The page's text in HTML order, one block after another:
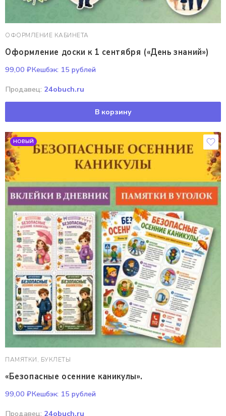
ОФОРМЛЕНИЕ КАБИНЕТА
Оформление доски к 1 сентября («День знаний»)
99,00 ₽Кешбэк: 15 рублей
Продавец: 24obuch.ru
В корзину
НОВЫЙ
ПАМЯТКИ, БУКЛЕТЫ
«Безопасные осенние каникулы».
99,00 ₽Кешбэк: 15 рублей
Продавец: 24obuch.ru